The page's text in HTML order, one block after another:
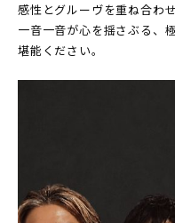
感性とグルーヴを重ね合わせ
一音一音が心を揺さぶる、
堪能ください。